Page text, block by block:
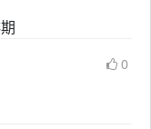
0